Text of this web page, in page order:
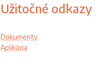
Užitočné odkazy
Dokumenty
Aplikácia